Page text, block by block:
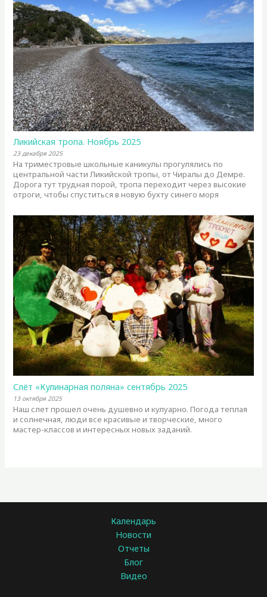
Ликийская тропа. Ноябрь 2025
23 декабря 2025
На триместровые школьные каникулы прогулялись по
центральной части Ликийской тропы, от Чиралы до Демре.
Дорога тут трудная порой, тропа переходит через высокие
отроги, чтобы спуститься в новую бухту синего моря
Слёт «Кулинарная поляна» сентябрь 2025
13 октября 2025
Наш слет прошел очень душевно и кулуарно. Погода теплая
и солнечная, люди все красивые и творческие, много
мастер-классов и интересных новых заданий.
Календарь
Новости
Отчеты
Блог
Видео